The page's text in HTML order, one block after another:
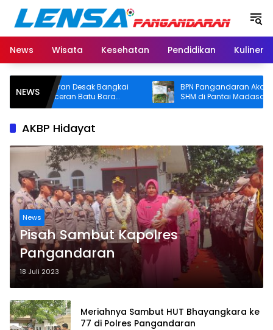
Langsung
konten
News
Wisata Kesehatan Pendidikan Kuliner
NEWSDesak Bangkai
Ceceran Batu Bara
Soroti Buruknya
BPN Pangandaran Akan Cek
SHM di Pantai Madasari, Pemkab
Usut Asal-usul Sertifikat
AKBP Hidayat
News
Pisah Sambut Kapolres
Pangandaran
18 Juli 2023
Meriahnya Sambut HUT Bhayangkara ke
77 di Polres Pangandaran